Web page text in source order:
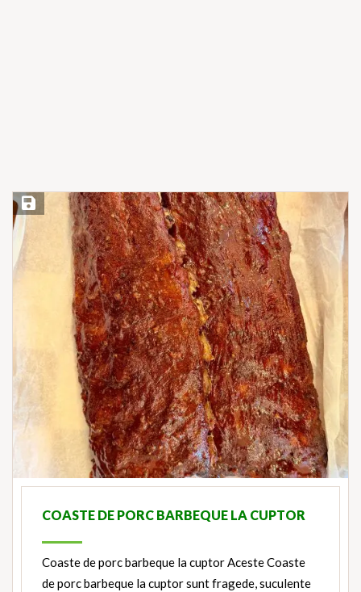
Save Recipe
COASTE DE PORC BARBEQUE LA CUPTOR
Coaste de porc barbeque la cuptor Aceste Coaste
de porc barbeque la cuptor sunt fragede, suculente